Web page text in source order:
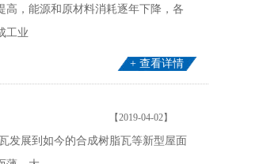
，能源和原材料消耗逐年下降，各
工业
+ 查看详情
【2019-04-02】
发展到如今的合成树脂瓦等新型屋面